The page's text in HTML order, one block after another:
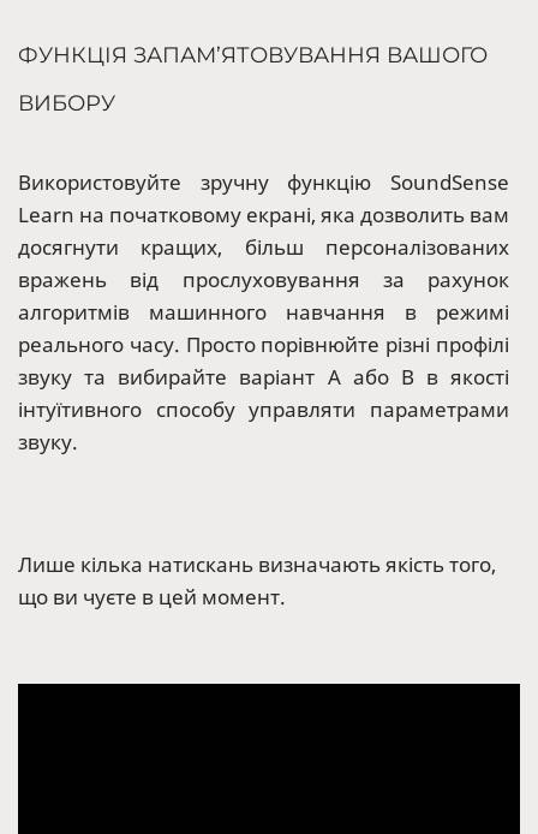
ФУНКЦІЯ ЗАПАМ’ЯТОВУВАННЯ ВАШОГО
ВИБОРУ
Використовуйте зручну функцію SoundSense
Learn на початковому екрані, яка дозволить вам
досягнути кращих, більш персоналізованих
вражень від прослуховування за рахунок
алгоритмів машинного навчання в режимі
реального часу. Просто порівнюйте різні профілі
звуку та вибирайте варіант А або В в якості
інтуїтивного способу управляти параметрами
звуку.
Лише кілька натискань визначають якість того,
що ви чуєте в цей момент.